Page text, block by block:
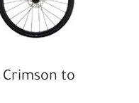
Crimson to